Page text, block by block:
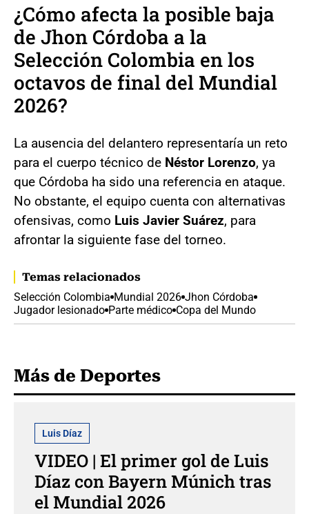
¿Cómo afecta la posible baja
de Jhon Córdoba a la
Selección Colombia en los
octavos de final del Mundial
2026?
La ausencia del delantero representaría un reto
para el cuerpo técnico de Néstor Lorenzo, ya
que Córdoba ha sido una referencia en ataque.
No obstante, el equipo cuenta con alternativas
ofensivas, como Luis Javier Suárez, para
afrontar la siguiente fase del torneo.
Temas relacionados
Selección Colombia Mundial 2026 Jhon Córdoba
Jugador lesionado Parte médico Copa del Mundo
Más de Deportes
Luis Díaz
VIDEO | El primer gol de Luis
Díaz con Bayern Múnich tras
el Mundial 2026